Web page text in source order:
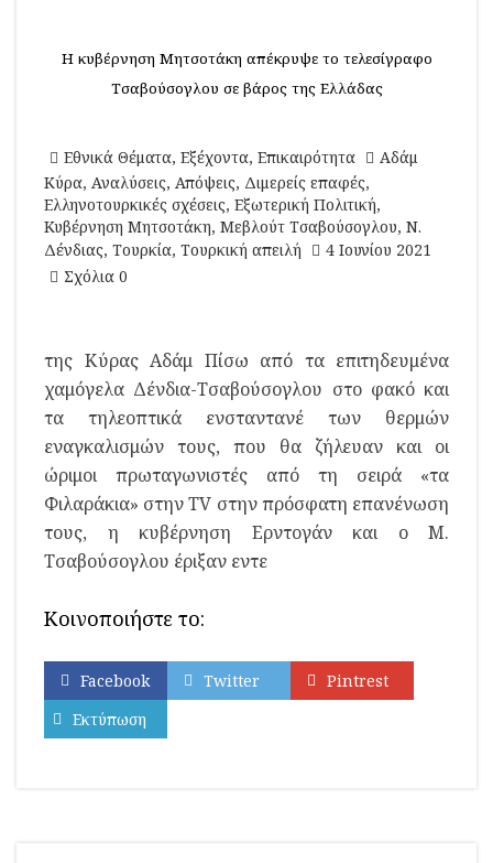
Η κυβέρνηση Μητσοτάκη απέκρυψε το τελεσίγραφο
Τσαβούσογλου σε βάρος της Ελλάδας
Εθνικά Θέματα, Εξέχοντα, Επικαιρότητα
Αδάμ
Κύρα, Αναλύσεις, Απόψεις, Διμερείς επαφές,
Ελληνοτουρκικές σχέσεις, Εξωτερική Πολιτική,
Κυβέρνηση Μητσοτάκη, Μεβλούτ Τσαβούσογλου, Ν.
Δένδιας, Τουρκία, Τουρκική απειλή
4 Ιουνίου 2021
Σχόλια 0
της Κύρας Αδάμ Πίσω από τα επιτηδευμένα
χαμόγελα Δένδια-Τσαβούσογλου στο φακό και
τα τηλεοπτικά ενσταντανέ των θερμών
εναγκαλισμών τους, που θα ζήλευαν και οι
ώριμοι πρωταγωνιστές από τη σειρά «τα
Φιλαράκια» στην ΤV στην πρόσφατη επανένωση
τους, η κυβέρνηση Ερντογάν και ο Μ.
Τσαβούσογλου έριξαν εντε
Κοινοποιήστε το:
Facebook Twitter
Pintrest
Εκτύπωση